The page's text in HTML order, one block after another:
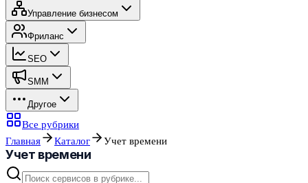
Управление бизнесом
Фриланс
SEO
SMM
Другое
Все рубрики
Главная
Каталог Учет времени
Учет времени